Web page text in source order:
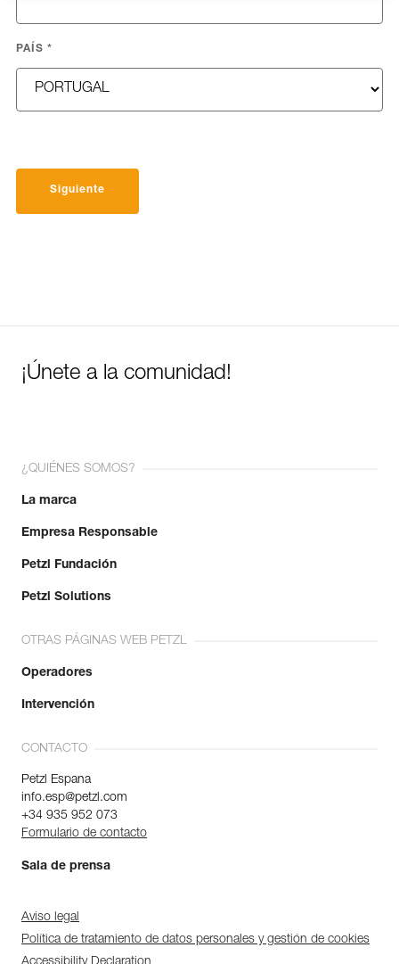
PAÍS *
Siguiente
¡Únete a la comunidad!
¿QUIÉNES SOMOS?
La marca
Empresa Responsable
Petzl Fundación
Petzl Solutions
OTRAS PÁGINAS WEB PETZL
Operadores
Intervención
CONTACTO
Petzl Espana
info.esp@petzl.com
+34 935 952 073
Formulario de contacto
Sala de prensa
Aviso legal
Política de tratamiento de datos personales y gestión de cookies